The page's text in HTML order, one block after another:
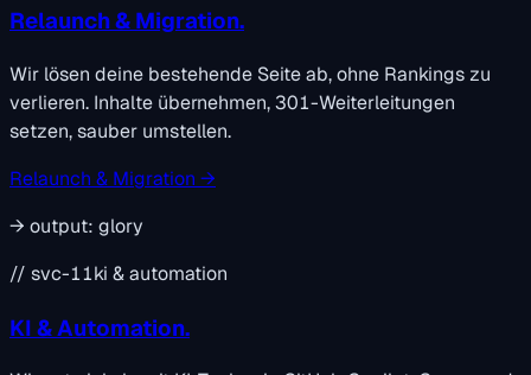
Relaunch & Migration.
Wir lösen deine bestehende Seite ab, ohne Rankings zu
verlieren. Inhalte übernehmen, 301-Weiterleitungen
setzen, sauber umstellen.
Relaunch & Migration →
→ output: glory
// svc-11ki & automation
KI & Automation.